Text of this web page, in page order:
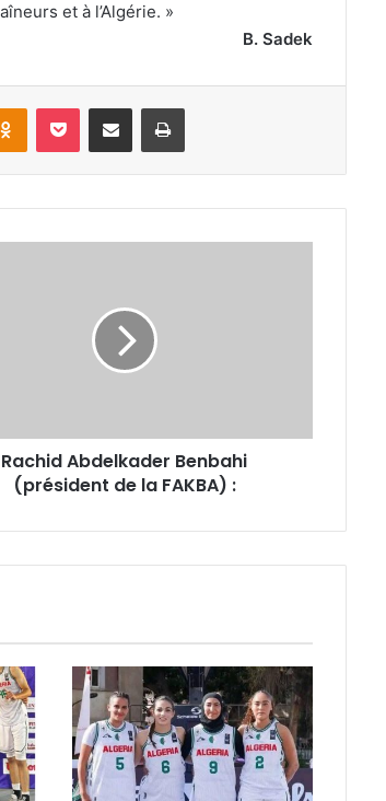
et à l’Algérie. »
B. Sadek
Odnoklassniki
Pocket Partager par email Imprimer
Rachid Abdelkader Benbahi
(président de la FAKBA) :